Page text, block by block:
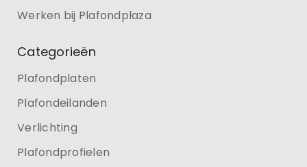
Werken bij Plafondplaza
Categorieën
Plafondplaten
Plafondeilanden
Verlichting
Plafondprofielen